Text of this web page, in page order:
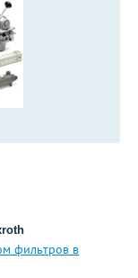
фильтров в